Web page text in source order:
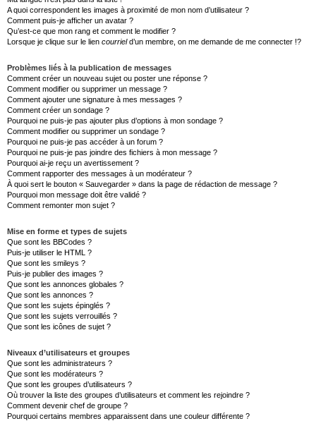
A quoi correspondent les images à proximité de mon nom d’utilisateur ?
Comment puis-je afficher un avatar ?
Qu’est-ce que mon rang et comment le modifier ?
Lorsque je clique sur le lien courrield’un membre, on me demande de me connecter !?
Problèmes liés à la publication de messages
Comment créer un nouveau sujet ou poster une réponse ?
Comment modifier ou supprimer un message ?
Comment ajouter une signature à mes messages ?
Comment créer un sondage ?
Pourquoi ne puis-je pas ajouter plus d’options à mon sondage ?
Comment modifier ou supprimer un sondage ?
Pourquoi ne puis-je pas accéder à un forum ?
Pourquoi ne puis-je pas joindre des fichiers à mon message ?
Pourquoi ai-je reçu un avertissement ?
Comment rapporter des messages à un modérateur ?
À quoi sert le bouton « Sauvegarder » dans la page de rédaction de message ?
Pourquoi mon message doit être validé ?
Comment remonter mon sujet ?
Mise en forme et types de sujets
Que sont les BBCodes ?
Puis-je utiliser le HTML ?
Que sont les smileys ?
Puis-je publier des images ?
Que sont les annonces globales ?
Que sont les annonces ?
Que sont les sujets épinglés ?
Que sont les sujets verrouillés ?
Que sont les icônes de sujet ?
Niveaux d’utilisateurs et groupes
Que sont les administrateurs ?
Que sont les modérateurs ?
Que sont les groupes d’utilisateurs ?
Où trouver la liste des groupes d’utilisateurs et comment les rejoindre ?
Comment devenir chef de groupe ?
Pourquoi certains membres apparaissent dans une couleur différente ?